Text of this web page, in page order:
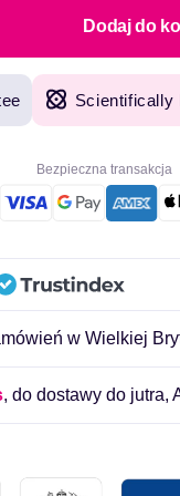
Dodaj do
Scientifically
Bezpieczna transakcja
w Wielkiej
, do dostawy do jutra,